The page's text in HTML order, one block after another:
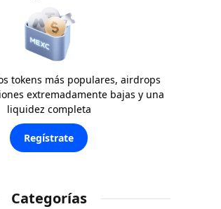
tokens más populares, airdrops
extremadamente bajas y una
liquidez completa
Regístrate
Categorías